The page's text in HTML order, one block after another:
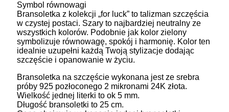
Symbol równowagi
Bransoletka z kolekcji „for luck” to talizman szczęścia
w czystej postaci. Szary to najbardziej neutralny ze
wszystkich kolorów. Podobnie jak kolor zielony
symbolizuje równowagę, spokój i harmonię. Kolor ten
idealnie uzupełni każdą Twoją stylizacje dodając
szczęście i opanowanie w życiu.
Bransoletka na szczęście wykonana jest ze srebra
próby 925 pozłoconego 2 mikronami 24K złota.
Wielkość jednej literki to ok 5 mm.
Długość bransoletki to 25 cm.